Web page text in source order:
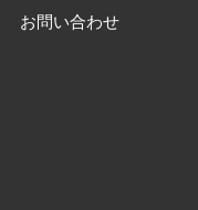
お問い合わせ